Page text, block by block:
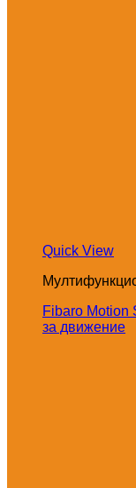
Quick View
Fibaro Motion
за движение